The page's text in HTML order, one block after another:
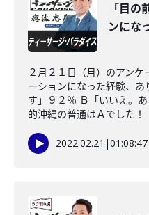
「目
ンにな
２月２１日（月）のアン
ーションになった経験、
す」９２％ Ｂ「いいえ。
的沖縄の普通はＡでした！
2022.02.21 |01:08:47